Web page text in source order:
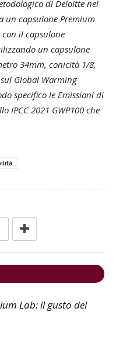
di Deloitte nel
un capsulone Premium
con il capsulone
un capsulone
34mm, conicità 1/8,
Global Warming
specifico le Emissioni di
IPCC 2021 GWP100 che
Lab: il gusto del